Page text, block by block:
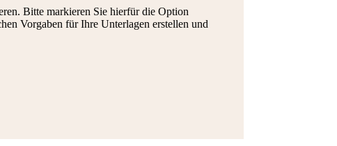
Bitte markieren Sie hierfür die Option
Vorgaben für Ihre Unterlagen erstellen und